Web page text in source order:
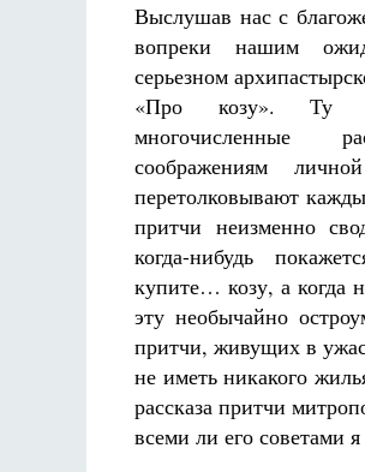
Выслушав нас с
вопреки нашим
серьезном
«Про козу». Ту
многочисленные
соображениям
перетолковывают
притчи неизменно
когда-нибудь
купите… козу, а когда
эту необычайно
притчи, живущих в
не иметь никакого
рассказа притчи
всеми ли его советами я